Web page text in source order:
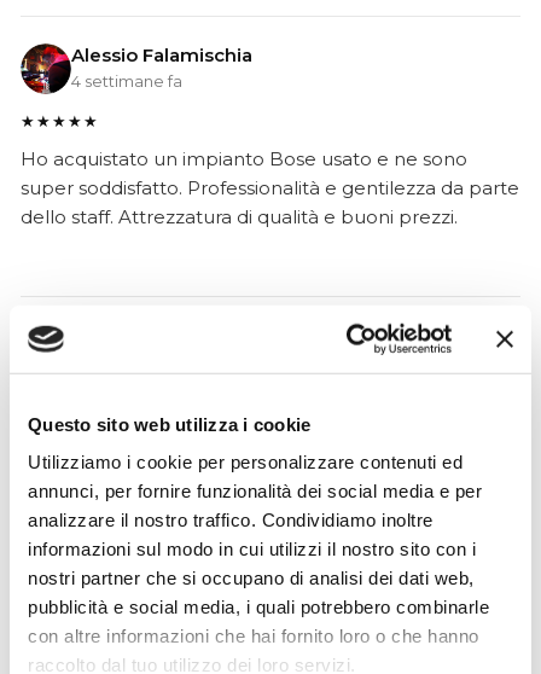
Questo sito web utilizza i cookie
Utilizziamo i cookie per personalizzare contenuti ed
annunci, per fornire funzionalità dei social media e per
analizzare il nostro traffico. Condividiamo inoltre
informazioni sul modo in cui utilizzi il nostro sito con i
nostri partner che si occupano di analisi dei dati web,
pubblicità e social media, i quali potrebbero combinarle
con altre informazioni che hai fornito loro o che hanno
raccolto dal tuo utilizzo dei loro servizi.
Alessio Falamischia
4 settimane fa
★★★★★
Ho acquistato un impianto Bose usato e ne sono
super soddisfatto. Professionalità e gentilezza da parte
dello staff. Attrezzatura di qualità e buoni prezzi.
Ho acquistato un contrabbasso elettrico Stanzani, un
microfono professionale, amplificatore, cuffie, aste e
cavi vari come regali per il mio compagno. Lo
strumento è a dir poco meraviglioso e il resto dei
prodotti è di alto livello. I venditori son..